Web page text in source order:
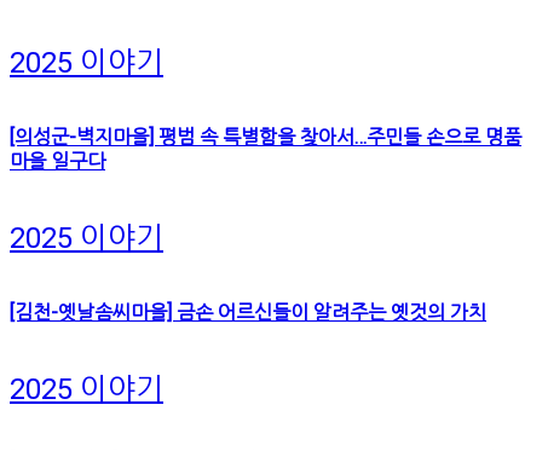
2025 이야기
[의성군-벽지마을] 평범 속 특별함을 찾아서…주민들 손으로 명품
마을 일구다
2025 이야기
[김천-옛날솜씨마을] 금손 어르신들이 알려주는 옛것의 가치
2025 이야기